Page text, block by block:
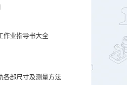
作业指导书大全
各部尺寸及测量方法